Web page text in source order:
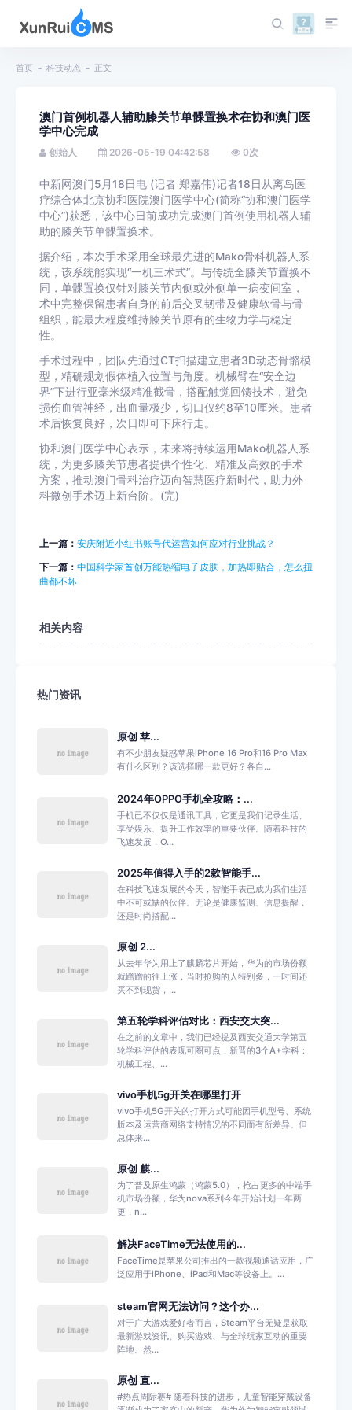
首页 科技动态 正文
澳门首例机器人辅助膝关节单髁置换术在协和澳门医
学中心完成
创始人 2026-05-19 04:42:58 0次
中新网澳门5月18日电 (记者 郑嘉伟)记者18日从离岛医
疗综合体北京协和医院澳门医学中心(简称“协和澳门医学
中心”)获悉，该中心日前成功完成澳门首例使用机器人辅
助的膝关节单髁置换术。
据介绍，本次手术采用全球最先进的Mako骨科机器人系
统，该系统能实现“一机三术式”。与传统全膝关节置换不
同，单髁置换仅针对膝关节内侧或外侧单一病变间室，
术中完整保留患者自身的前后交叉韧带及健康软骨与骨
组织，能最大程度维持膝关节原有的生物力学与稳定
性。
手术过程中，团队先通过CT扫描建立患者3D动态骨骼模
型，精确规划假体植入位置与角度。机械臂在“安全边
界”下进行亚毫米级精准截骨，搭配触觉回馈技术，避免
损伤血管神经，出血量极少，切口仅约8至10厘米。患者
术后恢复良好，次日即可下床行走。
协和澳门医学中心表示，未来将持续运用Mako机器人系
统，为更多膝关节患者提供个性化、精准及高效的手术
方案，推动澳门骨科治疗迈向智慧医疗新时代，助力外
科微创手术迈上新台阶。(完)
上一篇： 安庆附近小红书账号代运营如何应对行业挑战？
下一篇： 中国科学家首创万能热缩电子皮肤，加热即贴合，怎么扭
曲都不坏
相关内容
热门资讯
原创 苹...
有不少朋友疑惑苹果iPhone 16 Pro和16 Pro Max
有什么区别？该选择哪一款更好？各自...
2024年OPPO手机全攻略：...
手机已不仅仅是通讯工具，它更是我们记录生活、
享受娱乐、提升工作效率的重要伙伴。随着科技的
飞速发展，O...
2025年值得入手的2款智能手...
在科技飞速发展的今天，智能手表已成为我们生活
中不可或缺的伙伴。无论是健康监测、信息提醒，
还是时尚搭配...
原创 2...
从去年华为用上了麒麟芯片开始，华为的市场份额
就蹭蹭的往上涨，当时抢购的人特别多，一时间还
买不到现货，...
第五轮学科评估对比：西安交大突...
在之前的文章中，我们已经提及西安交通大学第五
轮学科评估的表现可圈可点，新晋的3个A+学科：
机械工程、...
vivo手机5g开关在哪里打开
vivo手机5G开关的打开方式可能因手机型号、系统
版本及运营商网络支持情况的不同而有所差异。但
总体来...
原创 麒...
为了普及原生鸿蒙（鸿蒙5.0），抢占更多的中端手
机市场份额，华为nova系列今年开始计划一年两
更，n...
解决FaceTime无法使用的...
FaceTime是苹果公司推出的一款视频通话应用，广
泛应用于iPhone、iPad和Mac等设备上。...
steam官网无法访问？这个办...
对于广大游戏爱好者而言，Steam平台无疑是获取
最新游戏资讯、购买游戏、与全球玩家互动的重要
阵地。然...
原创 直...
#热点周际赛# 随着科技的进步，儿童智能穿戴设备